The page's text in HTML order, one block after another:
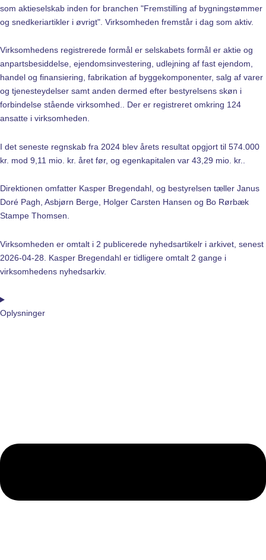
som aktieselskab inden for branchen "Fremstilling af bygningstømmer
og snedkeriartikler i øvrigt". Virksomheden fremstår i dag som aktiv.
Virksomhedens registrerede formål er selskabets formål er aktie og
anpartsbesiddelse, ejendomsinvestering, udlejning af fast ejendom,
handel og finansiering, fabrikation af byggekomponenter, salg af varer
og tjenesteydelser samt anden dermed efter bestyrelsens skøn i
forbindelse stående virksomhed.. Der er registreret omkring 124
ansatte i virksomheden.
I det seneste regnskab fra 2024 blev årets resultat opgjort til 574.000
kr. mod 9,11 mio. kr. året før, og egenkapitalen var 43,29 mio. kr..
Direktionen omfatter Kasper Bregendahl, og bestyrelsen tæller Janus
Doré Pagh, Asbjørn Berge, Holger Carsten Hansen og Bo Rørbæk
Stampe Thomsen.
Virksomheden er omtalt i 2 publicerede nyhedsartikelr i arkivet, senest
2026-04-28. Kasper Bregendahl er tidligere omtalt 2 gange i
virksomhedens nyhedsarkiv.
Oplysninger